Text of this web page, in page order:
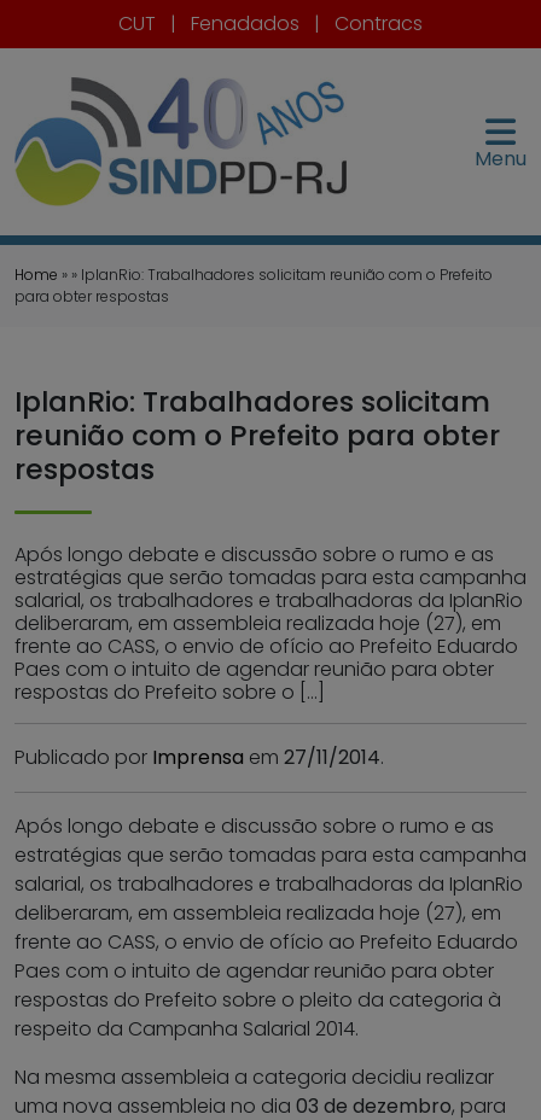
CUT | Fenadados | Contracs
Menu
Home » » IplanRio: Trabalhadores solicitam reunião com o Prefeito
para obter respostas
IplanRio: Trabalhadores solicitam
reunião com o Prefeito para obter
respostas
Após longo debate e discussão sobre o rumo e as
estratégias que serão tomadas para esta campanha
salarial, os trabalhadores e trabalhadoras da IplanRio
deliberaram, em assembleia realizada hoje (27), em
frente ao CASS, o envio de ofício ao Prefeito Eduardo
Paes com o intuito de agendar reunião para obter
respostas do Prefeito sobre o […]
Publicado por Imprensa em 27/11/2014.
Após longo debate e discussão sobre o rumo e as
estratégias que serão tomadas para esta campanha
salarial, os trabalhadores e trabalhadoras da IplanRio
deliberaram, em assembleia realizada hoje (27), em
frente ao CASS, o envio de ofício ao Prefeito Eduardo
Paes com o intuito de agendar reunião para obter
respostas do Prefeito sobre o pleito da categoria à
respeito da Campanha Salarial 2014.
Na mesma assembleia a categoria decidiu realizar
uma nova assembleia no dia 03 de dezembro, para